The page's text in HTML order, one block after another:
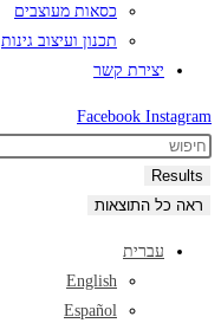
כסאות מעוצבים
תכנון ועיצוב גינות
יצירת קשר
Facebook Instagram
Search
...
Results
ראה כל התוצאות
עברית
English
Español